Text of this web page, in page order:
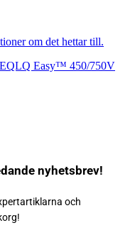
om det hettar till.
EQLQ Easy™ 450/750V
nyhetsbrev!
och